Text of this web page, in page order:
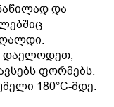
და
დაელოდეთ,
ფორმებს.
180°C-მდე.